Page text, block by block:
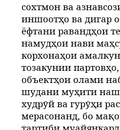
сохтмон ва
иншоотҳо ва дигар
ёфтани равандҳои
намудҳои нави
корхонаҳои
тозакунии
объектҳои олами
шудани муҳити
худрӯй ва гурӯҳи
мерасонанд, бо